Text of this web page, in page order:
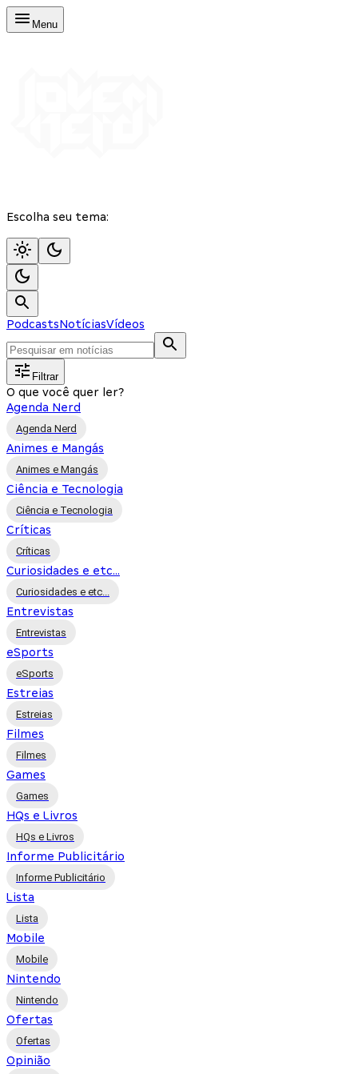
Menu
Escolha seu tema:
PodcastsNotíciasVídeos
Filtrar
O que você quer ler?
Agenda Nerd
Agenda Nerd
Animes e Mangás
Animes e Mangás
Ciência e Tecnologia
Ciência e Tecnologia
Críticas
Críticas
Curiosidades e etc...
Curiosidades e etc...
Entrevistas
Entrevistas
eSports
eSports
Estreias
Estreias
Filmes
Filmes
Games
Games
HQs e Livros
HQs e Livros
Informe Publicitário
Informe Publicitário
Lista
Lista
Mobile
Mobile
Nintendo
Nintendo
Ofertas
Ofertas
Opinião